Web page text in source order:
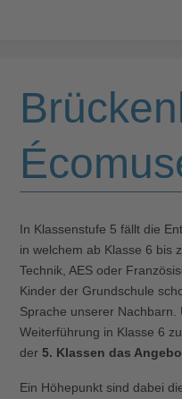
In Klassenstufe 5 fällt die
in welchem ab Klasse 6 bis
Technik, AES oder
Kinder der Grundschule
Sprache unserer
Weiterführung in Klasse 6
der 5. Klassen das
Ein Höhepunkt sind dabei